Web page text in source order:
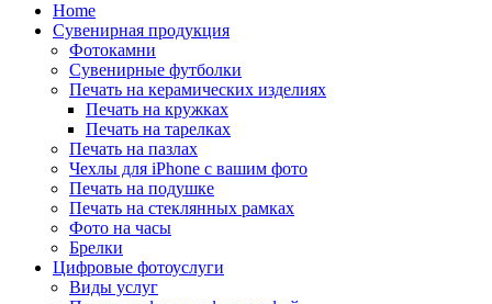
Home
Сувенирная продукция
Фотокамни
Сувенирные футболки
Печать на керамических изделиях
Печать на кружках
Печать на тарелках
Печать на пазлах
Чехлы для iPhone с вашим фото
Печать на подушке
Печать на стеклянных рамках
Фото на часы
Брелки
Цифровые фотоуслуги
Виды услуг